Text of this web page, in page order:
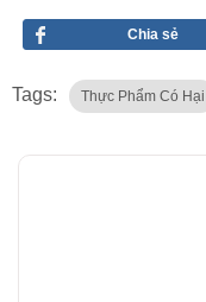
Chia sẻ
Tags: Thực Phẩm Có Hại